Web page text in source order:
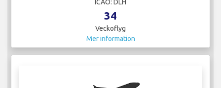
ICAO: DLH
34
Veckoflyg
Mer information